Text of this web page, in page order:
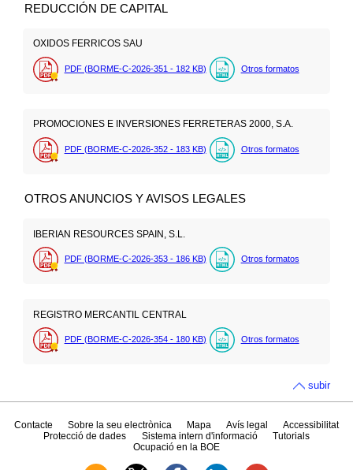
REDUCCIÓN DE CAPITAL
OXIDOS FERRICOS SAU
PDF (BORME-C-2026-351 - 182 KB) Otros formatos
PROMOCIONES E INVERSIONES FERRETERAS 2000, S.A.
PDF (BORME-C-2026-352 - 183 KB) Otros formatos
OTROS ANUNCIOS Y AVISOS LEGALES
IBERIAN RESOURCES SPAIN, S.L.
PDF (BORME-C-2026-353 - 186 KB) Otros formatos
REGISTRO MERCANTIL CENTRAL
PDF (BORME-C-2026-354 - 180 KB) Otros formatos
subir
Contacte Sobre la seu electrònica Mapa Avís legal
Accessibilitat
Protecció de dades
Sistema intern d'informació
Tutorials
Ocupació en la BOE